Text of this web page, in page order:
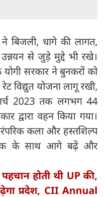
बिजली, धागे की लागत,
उन्नयन से जुड़े मुद्दे भी रखे।
योगी सरकार ने बुनकरों को
विद्युत योजना लागू रखी,
2023 तक लगभग 44
द्वारा वहन किया गया।
कला और हस्तशिल्प
के साथ आगे बढ़ें और
होती थी UP की,
प्रदेश, CII Annual